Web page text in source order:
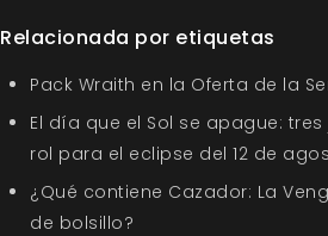
Relacionada por etiquetas
Pack Wraith en la Oferta de la
El día que el Sol se apague:
rol para el eclipse del 12 de
¿Qué contiene Cazador: La
de bolsillo?